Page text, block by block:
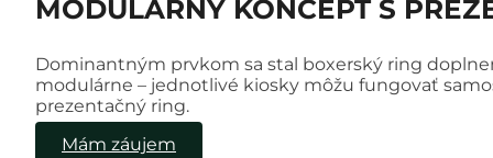
MODULÁRNY KONCEPT S
Dominantným prvkom sa stal boxerský ring
modulárne – jednotlivé kiosky môžu fungovať
prezentačný ring.
Mám záujem